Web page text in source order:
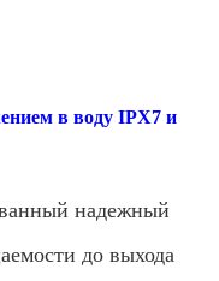
в воду IPX7 и
надежный
до выхода